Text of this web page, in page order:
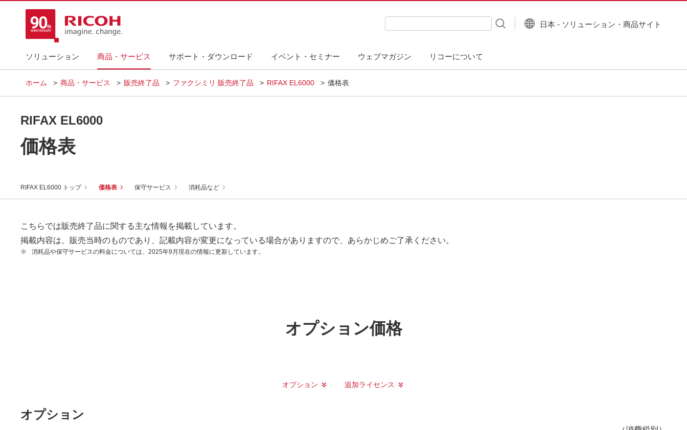
ソリューション 商品・サービス サポート・ダウンロード イベント・セミナー ウェブマガジン リコーについて
検索キーワード入力
日本 - ソリューション・商品サイト
ホーム 商品・サービス 販売終了品 ファクシミリ 販売終了品 RIFAX EL6000 価格表
RIFAX EL6000
価格表
RIFAX EL6000 トップ 価格表 保守サービス 消耗品など
こちらでは販売終了品に関する主な情報を掲載しています。
掲載内容は、販売当時のものであり、記載内容が変更になっている場合がありますので、あらかじめご了承ください。
※ 消耗品や保守サービスの料金については、2025年9月現在の情報に更新しています。
オプション価格
オプション 追加ライセンス
オプション